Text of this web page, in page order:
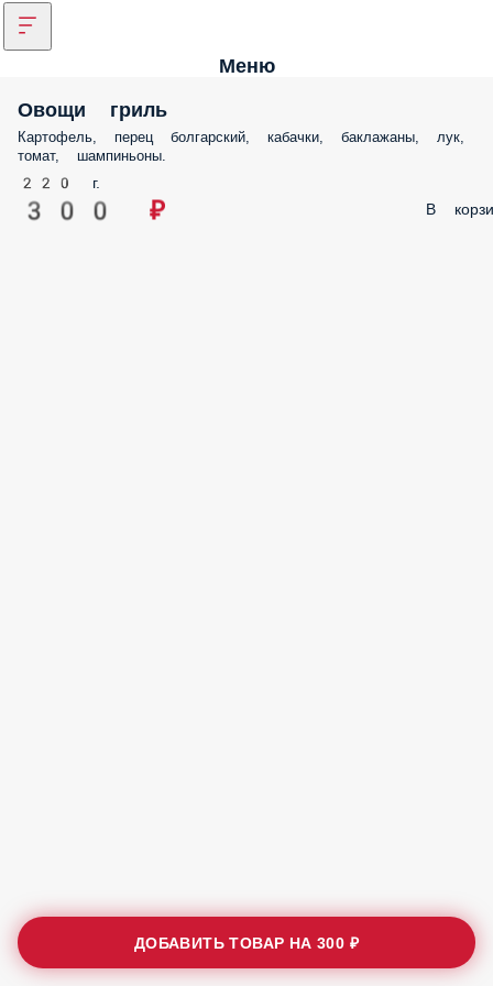
Меню
Овощи гриль
Картофель, перец болгарский, кабачки, баклажаны, лук,
томат, шампиньоны.
220 г.
300 ₽ В
ДОБАВИТЬ ТОВАР НА300 ₽